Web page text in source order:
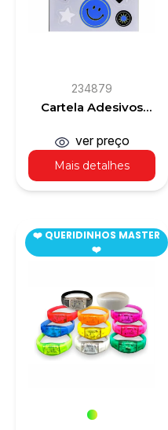
234879
Cartela Adesivos
Mais detalhes
ver preço
❤️ QUERIDINHOS MASTER
❤️